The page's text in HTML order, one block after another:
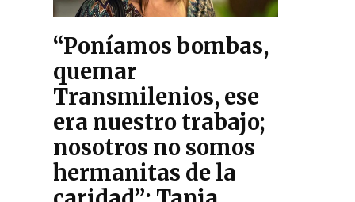
“Poníamos bombas,
quemar
Transmilenios, ese
era nuestro trabajo;
nosotros no somos
hermanitas de la